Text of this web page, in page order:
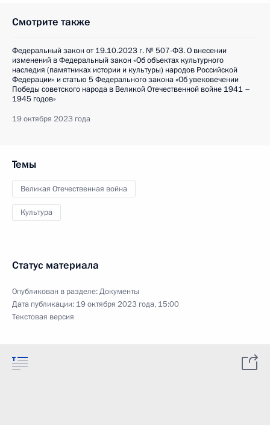
Смотрите также
Федеральный закон от 19.10.2023 г. № 507-ФЗ. О внесении
изменений в Федеральный закон «Об объектах культурного
наследия (памятниках истории и культуры) народов Российской
Федерации» и статью 5 Федерального закона «Об увековечении
Победы советского народа в Великой Отечественной войне 1941 –
1945 годов»
19 октября 2023 года
Темы
Великая Отечественная война
Культура
Статус материала
Опубликован в разделе:Документы
Дата публикации: 19 октября 2023 года, 15:00
Текстовая версия